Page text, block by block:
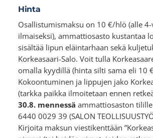
Hinta
Osallistumismaksu on 10 €/hlö (alle
ilmaiseksi), ammattiosasto kustantaa
sisältää lipun eläintarhaan sekä
Korkeasaari-Salo. Voit tulla
omalla kyydillä (hinta silti sama eli 10
Kokoontuminen ja lippujen jako
(tarkka paikka ilmoitetaan ennen
30.8. mennessä ammattiosaston
6440 0029 39 (SALON
Kirjoita maksun viestikenttään